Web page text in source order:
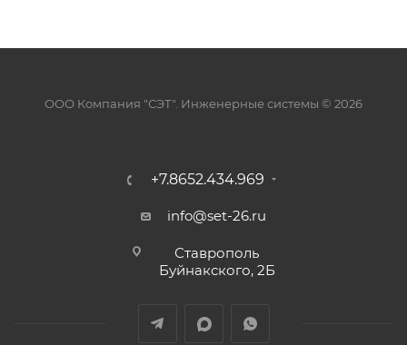
ООО Компания "СЭТ". Инженерные системы © 2026
+7.8652.434.969
info@set-26.ru
Ставрополь
Буйнакского, 2Б